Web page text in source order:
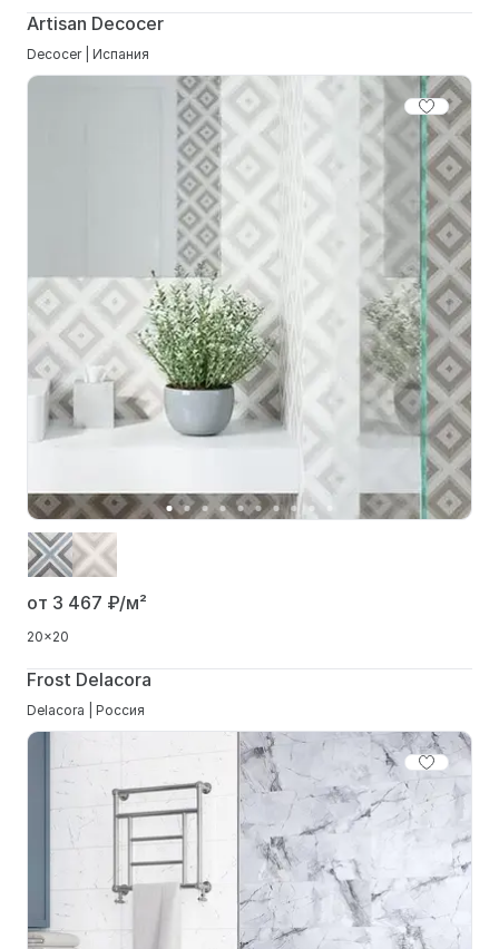
Artisan Decocer
Decocer | Испания
от 3 467 ₽/м²
20x20
Frost Delacora
Delacora | Россия